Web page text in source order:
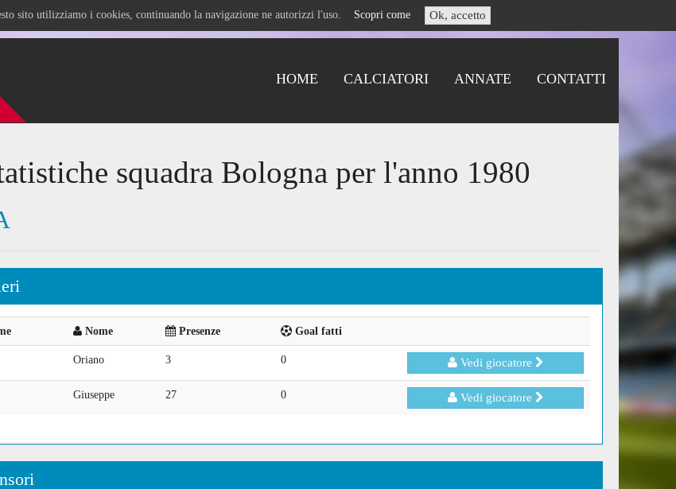
sito utilizziamo i cookies, continuando la navigazione ne autorizzi l'uso. Scopri come Ok, accetto
HOME CALCIATORI ANNATE CONTATTI
squadra Bologna per l'anno 1980
Nome Presenze Goal fatti
Oriano 3 0 Vedi giocatore
Giuseppe 27 0 Vedi giocatore